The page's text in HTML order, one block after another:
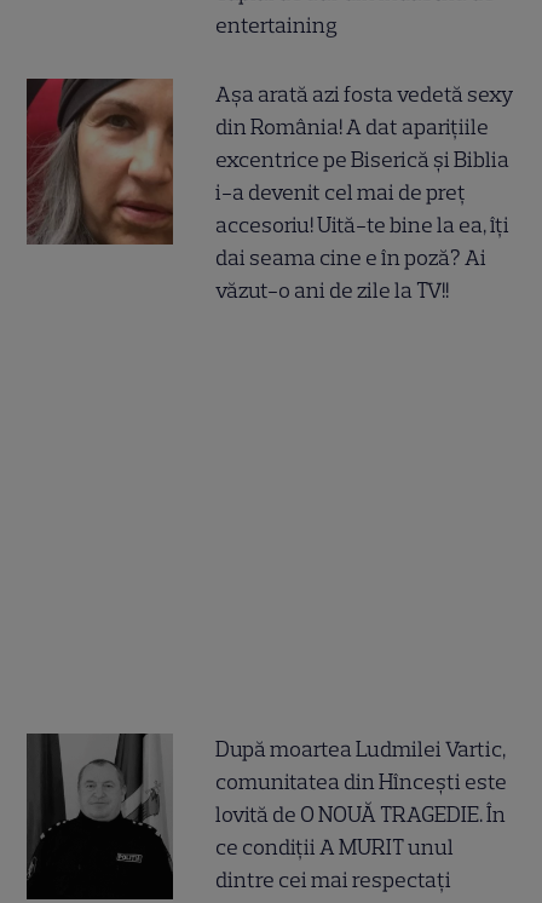
entertaining
Așa arată azi fosta vedetă sexy
din România! A dat aparițiile
excentrice pe Biserică și Biblia
i-a devenit cel mai de preț
accesoriu! Uită-te bine la ea, îți
dai seama cine e în poză? Ai
văzut-o ani de zile la TV!!
După moartea Ludmilei Vartic,
comunitatea din Hîncești este
lovită de O NOUĂ TRAGEDIE. În
ce condiții A MURIT unul
dintre cei mai respectați